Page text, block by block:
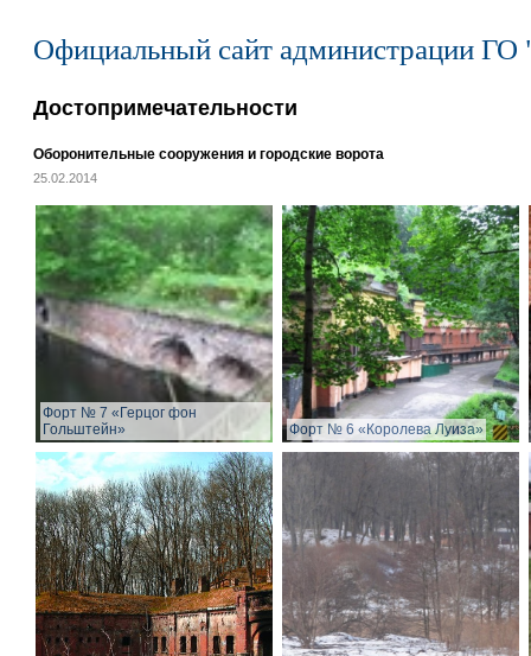
Официальный сайт администрации ГО
Достопримечательности
Оборонительные сооружения и городские ворота
25.02.2014
Форт № 7 «Герцог фон
Гольштейн»
Форт № 6 «Королева Луиза»